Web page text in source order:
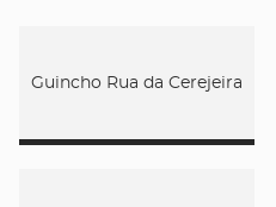
Guincho Rua da Cerejeira